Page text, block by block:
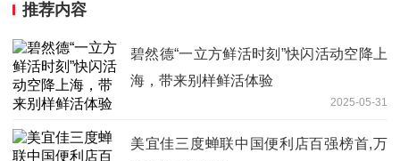
推荐内容
碧然德“一立方鲜活时刻”快闪活动空降上
海，带来别样鲜活体验
2025-05-31
美宜佳三度蝉联中国便利店百强榜首,万